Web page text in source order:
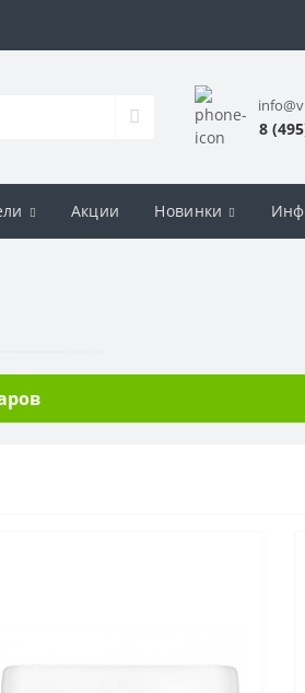
8
Акции Новинки